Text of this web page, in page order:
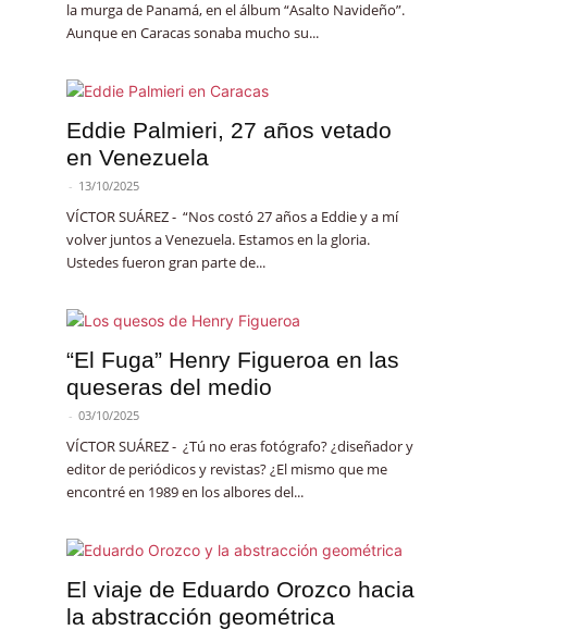
la murga de Panamá, en el álbum “Asalto Navideño”.
Aunque en Caracas sonaba mucho su...
Eddie Palmieri, 27 años vetado
en Venezuela
- 13/10/2025
VÍCTOR SUÁREZ - “Nos costó 27 años a Eddie y a mí
volver juntos a Venezuela. Estamos en la gloria.
Ustedes fueron gran parte de...
“El Fuga” Henry Figueroa en las
queseras del medio
- 03/10/2025
VÍCTOR SUÁREZ - ¿Tú no eras fotógrafo? ¿diseñador y
editor de periódicos y revistas? ¿El mismo que me
encontré en 1989 en los albores del...
El viaje de Eduardo Orozco hacia
la abstracción geométrica